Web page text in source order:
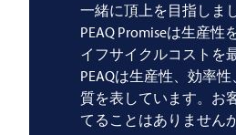
一緒に頂上を目指しま
PEAQ Promiseは生産性
イフサイクルコストを
PEAQは生産性、効率
質を表しています。お
てることはありません